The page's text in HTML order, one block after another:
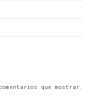
que mostrar.